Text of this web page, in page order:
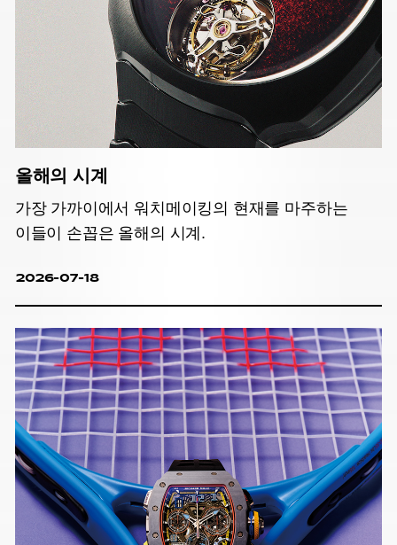
올해의 시계
가장 가까이에서 워치메이킹의 현재를 마주하는
이들이 손꼽은 올해의 시계.
2026-07-18